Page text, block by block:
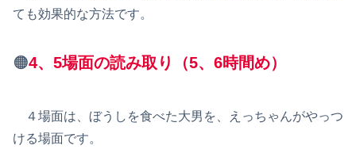
ても効果的な方法です。
🟠4、5場面の読み取り（5、6時間め）
４場面は、ぼうしを食べた大男を、えっちゃんがやっつ
ける場面です。